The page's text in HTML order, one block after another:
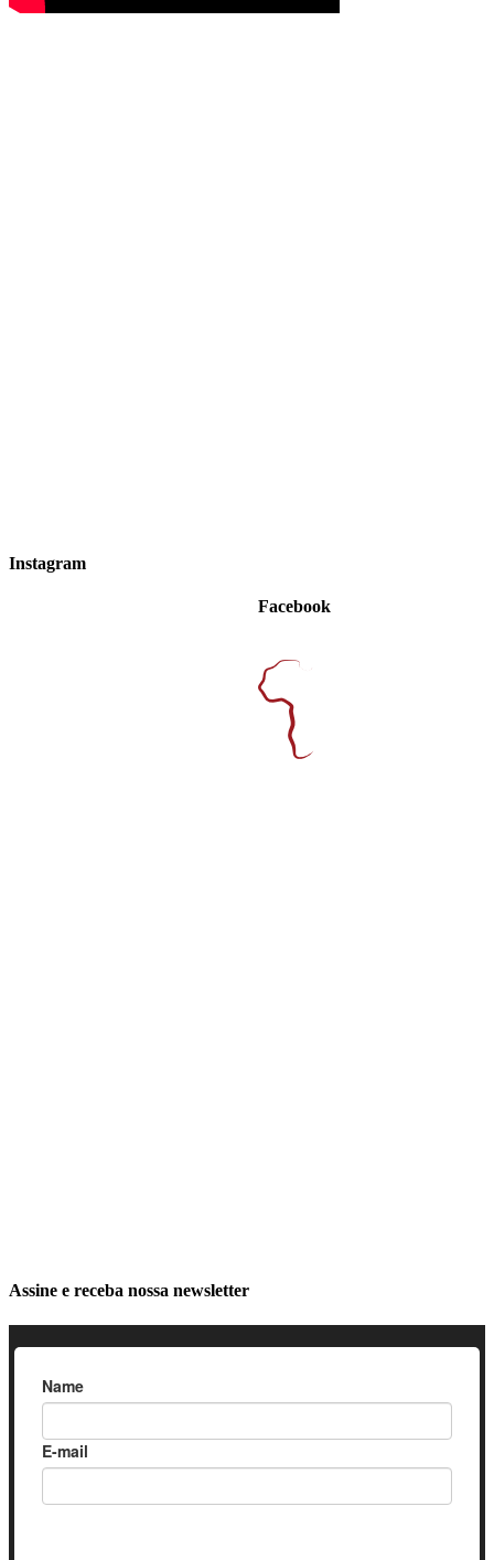
Instagram
Facebook
Assine e receba nossa newsletter